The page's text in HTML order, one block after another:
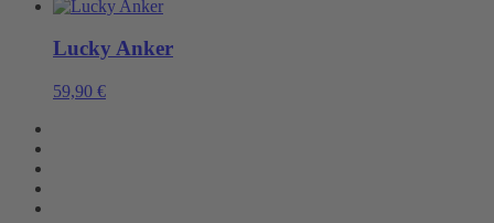
Lucky Anker
59,90 €